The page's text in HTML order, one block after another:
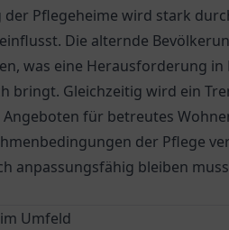
Pflegeheime wird stark
Die alternde
was eine Herausforderung in
bringt. Gleichzeitig wird ein
für betreutes
der Pflege
anpassungsfähig bleiben
Umfeld